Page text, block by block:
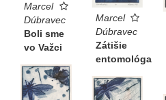
Marcel
Dúbravec
Boli sme
vo Važci
Marcel
Dúbravec
Zátišie
entomológa